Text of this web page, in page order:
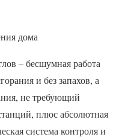
дома
– бесшумная работа
и без запахов, а
не требующий
плюс абсолютная
система контроля и